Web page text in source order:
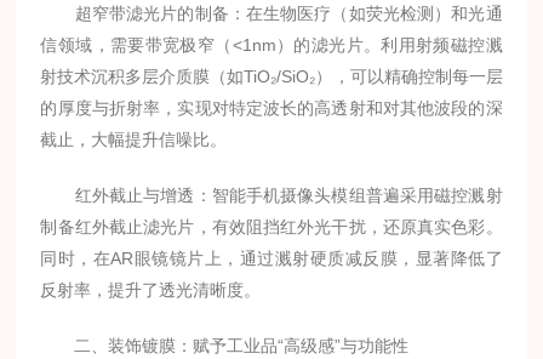
超窄带滤光片的制备：在生物医疗（如荧光检测）和光通
信领域，需要带宽极窄（<1nm）的滤光片。利用射频磁控溅
射技术沉积多层介质膜（如TiO₂/SiO₂），可以精确控制每一层
的厚度与折射率，实现对特定波长的高透射和对其他波段的深
截止，大幅提升信噪比。
红外截止与增透：智能手机摄像头模组普遍采用磁控溅射
制备红外截止滤光片，有效阻挡红外光干扰，还原真实色彩。
同时，在AR眼镜镜片上，通过溅射硬质减反膜，显著降低了
反射率，提升了透光清晰度。
二、装饰镀膜：赋予工业品“高级感”与功能性